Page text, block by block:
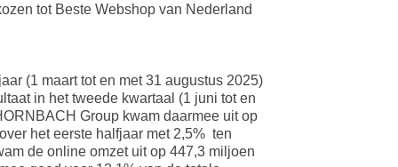
tot Beste Webshop van Nederland
(1 maart tot en met 31 augustus 2025)
in het tweede kwartaal (1 juni tot en
Group kwam daarmee uit op
het eerste halfjaar met 2,5% ten
de online omzet uit op 447,3 miljoen